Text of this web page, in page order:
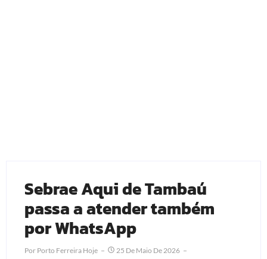
Sebrae Aqui de Tambaú
passa a atender também
por WhatsApp
Por Porto Ferreira Hoje
25 De Maio De 2026